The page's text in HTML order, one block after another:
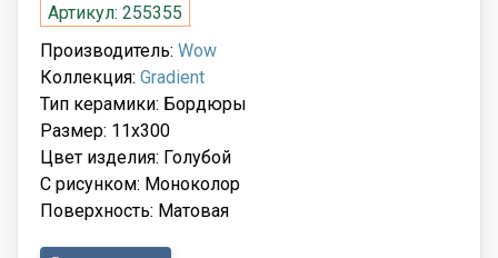
Артикул: 255355
Производитель: Wow
Коллекция: Gradient
Тип керамики: Бордюры
Размер: 11x300
Цвет изделия: Голубой
С рисунком: Моноколор
Поверхность: Матовая